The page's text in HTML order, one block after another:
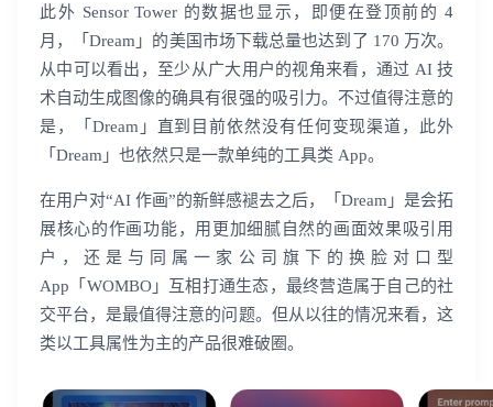
此外 Sensor Tower 的数据也显示，即便在登顶前的 4
月，「Dream」的美国市场下载总量也达到了 170 万次。
从中可以看出，至少从广大用户的视角来看，通过 AI 技
术自动生成图像的确具有很强的吸引力。不过值得注意的
是，「Dream」直到目前依然没有任何变现渠道，此外
「Dream」也依然只是一款单纯的工具类 App。
在用户对“AI 作画”的新鲜感褪去之后，「Dream」是会拓
展核心的作画功能，用更加细腻自然的画面效果吸引用
户，还是与同属一家公司旗下的换脸对口型
App「WOMBO」互相打通生态，最终营造属于自己的社
交平台，是最值得注意的问题。但从以往的情况来看，这
类以工具属性为主的产品很难破圈。